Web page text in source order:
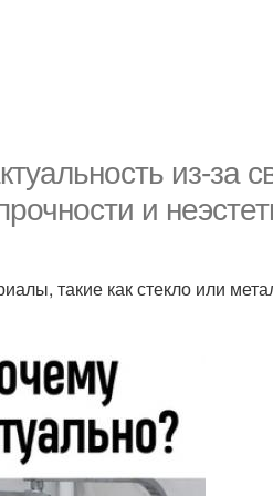
из-за
и
такие как стекло или